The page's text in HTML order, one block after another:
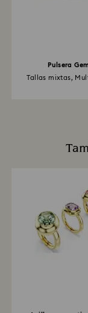
Pulsera
Tallas mixtas,